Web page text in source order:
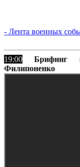
- Лента военных
19:00
Брифинг
Филипоненко